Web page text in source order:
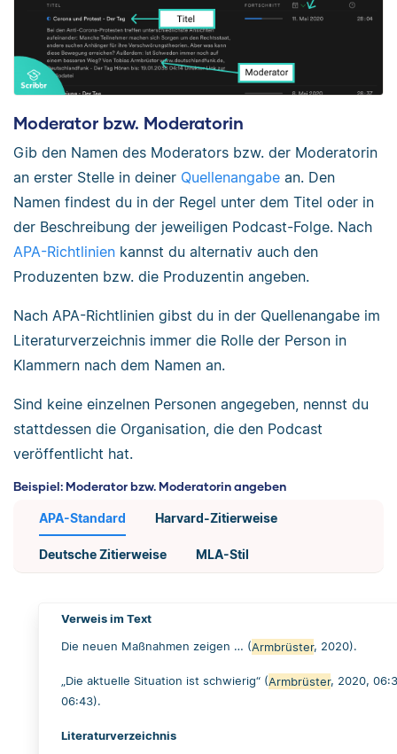
Moderator bzw. Moderatorin
Gib den Namen des Moderators bzw. der Moderatorin
an erster Stelle in deiner Quellenangabe an. Den
Namen findest du in der Regel unter dem Titel oder in
der Beschreibung der jeweiligen Podcast-Folge. Nach
APA-Richtlinien kannst du alternativ auch den
Produzenten bzw. die Produzentin angeben.
Nach APA-Richtlinien gibst du in der Quellenangabe im
Literaturverzeichnis immer die Rolle der Person in
Klammern nach dem Namen an.
Sind keine einzelnen Personen angegeben, nennst du
stattdessen die Organisation, die den Podcast
veröffentlicht hat.
Beispiel: Moderator bzw. Moderatorin angeben
APA-Standard Harvard-Zitierweise
Deutsche Zitierweise MLA-Stil
Verweis im Text
Die neuen Maßnahmen zeigen … (Armbrüster, 2020).
„Die aktuelle Situation ist schwierig“ (Armbrüster, 2020,
06:43).
Literaturverzeichnis